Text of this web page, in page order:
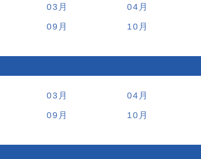
03 04
09 10
03 04
09 10